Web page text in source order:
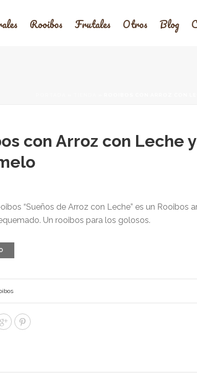
Rooibos Frutales Otros Blog
con Arroz con Leche y
“Sueños de Arroz con Leche” es un Rooibos
Un rooibos para los golosos.